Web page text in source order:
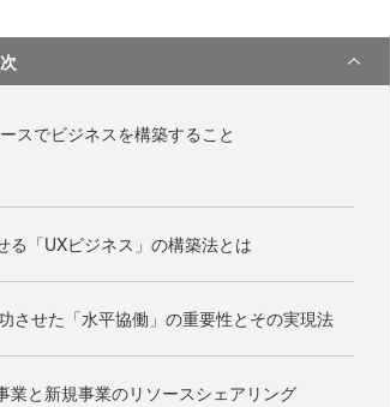
スでビジネスを構築すること
る「UXビジネス」の構築法とは
させた「水平協働」の重要性とその実現法
業と新規事業のリソースシェアリング